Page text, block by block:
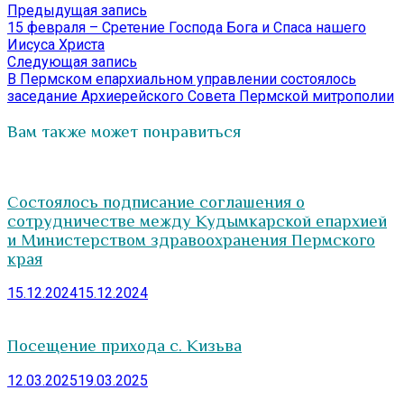
Навигация
по
записям
Предыдущая запись
запись:
15 февраля – Сретение Господа Бога и Спаса нашего
Иисуса Христа
Следующая запись
запись:
В Пермском епархиальном управлении состоялось
заседание Архиерейского Совета Пермской митрополии
Вам также может понравиться
Состоялось подписание соглашения о
сотрудничестве между Кудымкарской епархией
и Министерством здравоохранения Пермского
края
15.12.202415.12.2024
Посещение прихода с. Кизьва
12.03.202519.03.2025